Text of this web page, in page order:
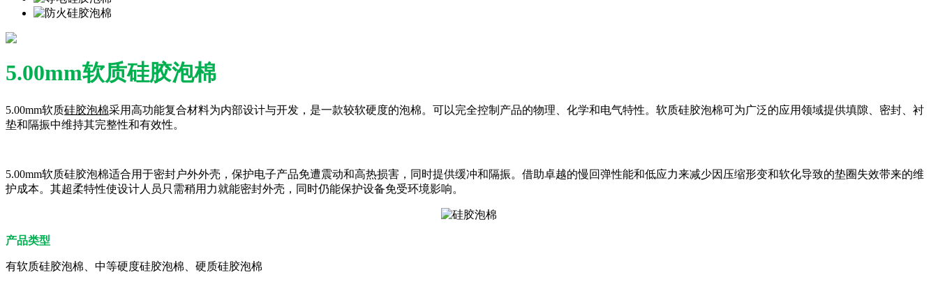
5.00mm软质硅胶泡棉
5.00mm软质硅胶泡棉采用高功能复合材料为内部设计与开发，是一款较软硬度的泡棉。可以完全控制产品的物理、化学和电气特性。软质硅胶泡棉可为广泛的应用领域提供填隙、密封、衬
垫和隔振中维持其完整性和有效性。
5.00mm软质硅胶泡棉适合用于密封户外外壳，保护电子产品免遭震动和高热损害，同时提供缓冲和隔振。借助卓越的慢回弹性能和低应力来减少因压缩形变和软化导致的垫圈失效带来的维
护成本。其超柔特性使设计人员只需稍用力就能密封外壳，同时仍能保护设备免受环境影响。
产品类型
有软质硅胶泡棉、中等硬度硅胶泡棉、硬质硅胶泡棉